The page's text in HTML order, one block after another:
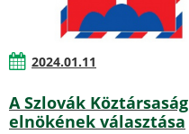
2024.01.11
A Szlovák Köztársaság
elnökének választása